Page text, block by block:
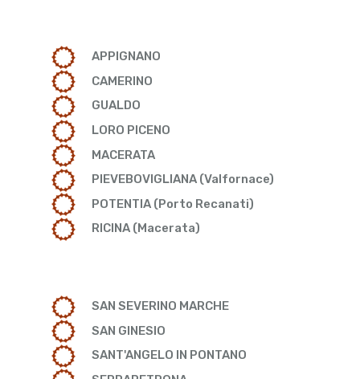
APPIGNANO
CAMERINO
GUALDO
LORO PICENO
MACERATA
PIEVEBOVIGLIANA (Valfornace)
POTENTIA (Porto Recanati)
RICINA (Macerata)
SAN SEVERINO MARCHE
SAN GINESIO
SANT'ANGELO IN PONTANO